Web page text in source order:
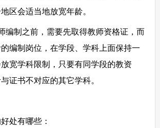
区会适当地放宽年龄。
制之前，需要先取得教师资格证，而
编制岗位，在学段、学科上面保持一
宽学科限制，只要有同学段的教资
证书不对应的其它学科。
有哪些：